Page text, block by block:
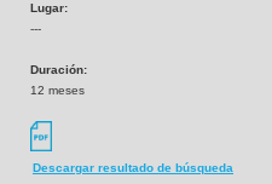
Lugar:
---
Duración:
12 meses
Descargar resultado de búsqueda